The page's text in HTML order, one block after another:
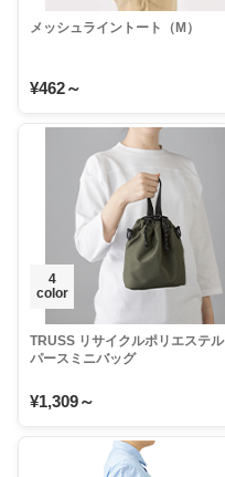
メッシュライントート（M）
¥462～
4
color
TRUSS リサイクルポリエステル
パースミニバッグ
¥1,309～